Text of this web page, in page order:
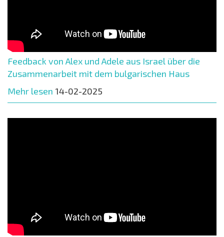
Feedback von Alex und Adele aus Israel über die
Zusammenarbeit mit dem bulgarischen Haus
Mehr lesen 14-02-2025